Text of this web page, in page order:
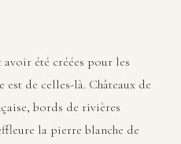
été créées pour les
de celles-là. Châteaux de
bords de rivières
la pierre blanche de